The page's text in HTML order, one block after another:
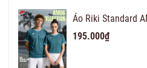
Áo Riki Standard
195.000₫